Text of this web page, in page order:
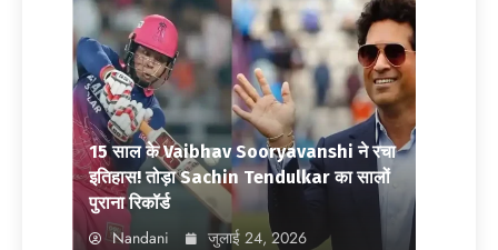
15 साल के Vaibhav Sooryavanshi ने रचा
इतिहास! तोड़ा Sachin Tendulkar का सालों
पुराना रिकॉर्ड
Nandani जुलाई 24, 2026